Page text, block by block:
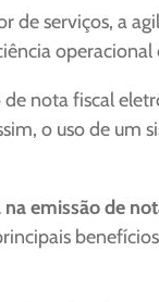
serviços, a
operacional
de nota fiscal
o uso de um
emissão de